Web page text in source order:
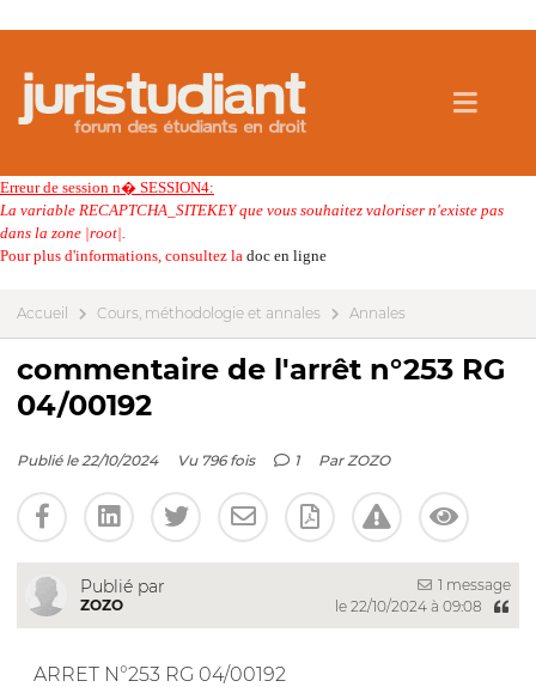
Erreur de session n� SESSION4:
La variable RECAPTCHA_SITEKEY que vous souhaitez valoriser n'existe pas
dans la zone |root|.
Pour plus d'informations, consultez la doc en ligne
Accueil Cours, méthodologie et annales Annales
commentaire de l'arrêt n°253 RG
04/00192
Publié le 22/10/2024 Vu 796 fois 1 Par ZOZO
Publié par
ZOZO
1 message
le 22/10/2024 à 09:08
ARRET N°253 RG 04/00192